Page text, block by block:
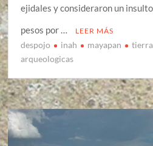
ejidales y consideraron un
pesos por …
LEER MÁS
despojo inah mayapan
arqueologicas